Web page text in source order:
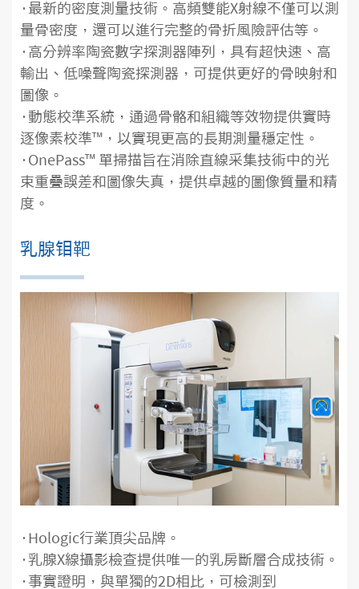
·最新的密度測量技術。高頻雙能X射線不僅可以測
量骨密度，還可以進行完整的骨折風險評估等。
·高分辨率陶瓷數字探測器陣列，具有超快速、高
輸出、低噪聲陶瓷探測器，可提供更好的骨映射和
圖像。
·動態校準系統，通過骨骼和組織等效物提供實時
逐像素校準™，以實現更高的長期測量穩定性。
·OnePass™ 單掃描旨在消除直線采集技術中的光
束重疊誤差和圖像失真，提供卓越的圖像質量和精
度。
乳腺钼靶
·Hologic行業頂尖品牌。
·乳腺X線攝影檢查提供唯一的乳房斷層合成技術。
·事實證明，與單獨的2D相比，可檢測到